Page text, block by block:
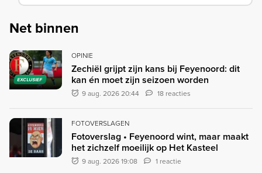
Net binnen
EXCLUSIEF
OPINIE
Zechiël grijpt zijn kans bij Feyenoord: dit
kan én moet zijn seizoen worden
9 aug. 2026 20:44 18 reacties
FOTOVERSLAGEN
Fotoverslag • Feyenoord wint, maar maakt
het zichzelf moeilijk op Het Kasteel
9 aug. 2026 19:08 1 reactie